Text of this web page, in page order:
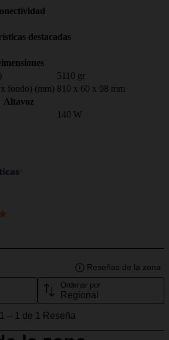
destacadas
5110 gr
fondo) (mm) 810 x 60 x 98 mm
Altavoz
140 W